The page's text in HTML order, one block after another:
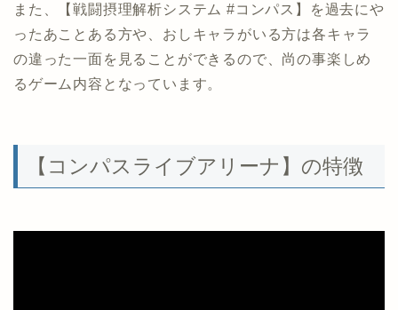
また、【戦闘摂理解析システム #コンパス】を過去にや
ったあことある方や、おしキャラがいる方は各キャラ
の違った一面を見ることができるので、尚の事楽しめ
るゲーム内容となっています。
【コンパスライブアリーナ】の特徴